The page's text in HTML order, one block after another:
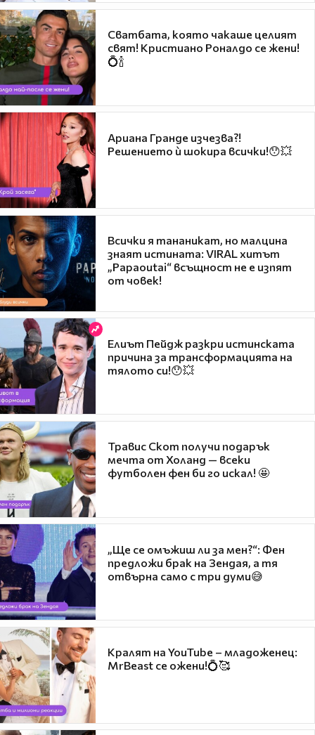
Сватбата, която чакаше целият
свят! Кристиано Роналдо се жени!
💍🍾
Ариана Гранде изчезва?!
Решението ѝ шокира всички!😯💥
Всички я тананикат, но малцина
знаят истината: VIRAL хитът
„Papaoutai“ всъщност не е изпят
от човек!
Елиът Пейдж разкри истинската
причина за трансформацията на
тялото си!😯💥
Травис Скот получи подарък
мечта от Холанд — всеки
футболен фен би го искал! 🤩
„Ще се омъжиш ли за мен?“: Фен
предложи брак на Зендая, а тя
отвърна само с три думи😅
Кралят на YouTube – младоженец:
MrBeast се ожени!💍🥰